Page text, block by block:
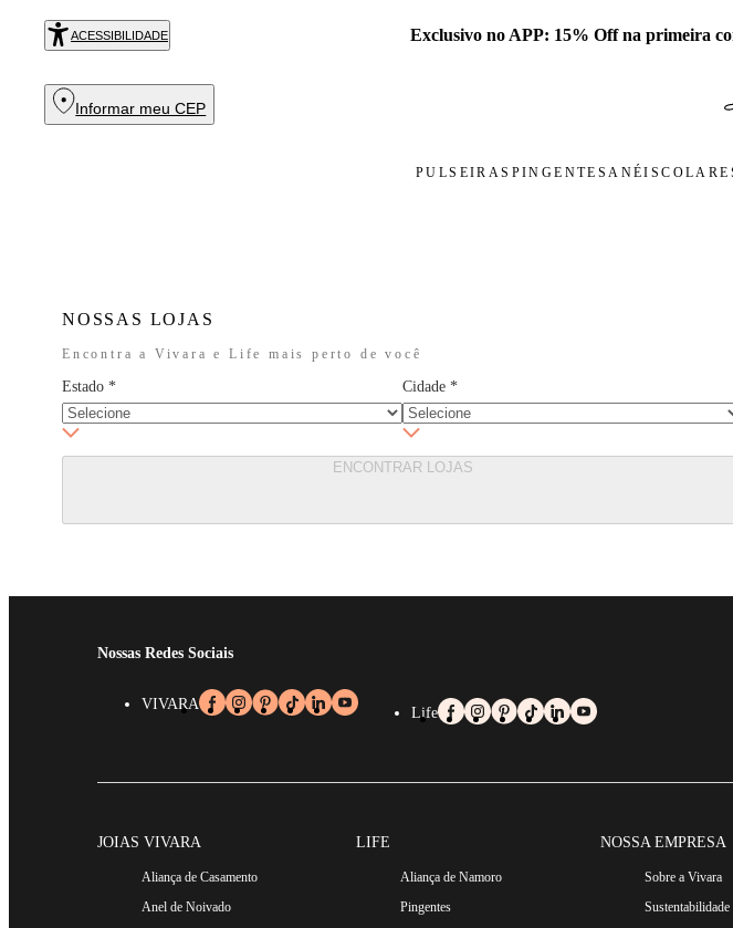
ACESSIBILIDADE Exclusivo no APP: 15% Off na primeira
Informar meu CEP
PULSEIRAS PINGENTESANÉIS
NOSSAS LOJAS
Encontra a Vivara e Life mais perto de você
Estado * Cidade *
ENCONTRAR LOJAS
Nossas Redes Sociais
VIVARA
Life
JOIAS VIVARA
Aliança de Casamento
Anel de Noivado
LIFE
Aliança de Namoro
Pingentes
NOSSA EMPRESA
Sobre a Vivara
Sustentabilidade